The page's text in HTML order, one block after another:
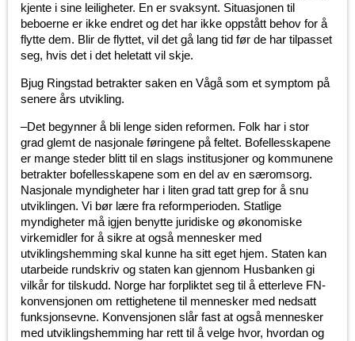
kjente i sine leiligheter. En er svaksynt. Situasjonen til
beboerne er ikke endret og det har ikke oppstått behov for å
flytte dem. Blir de flyttet, vil det gå lang tid før de har tilpasset
seg, hvis det i det heletatt vil skje.
Bjug Ringstad betrakter saken en Vågå som et symptom på
senere års utvikling.
–Det begynner å bli lenge siden reformen. Folk har i stor
grad glemt de nasjonale føringene på feltet. Bofellesskapene
er mange steder blitt til en slags institusjoner og kommunene
betrakter bofellesskapene som en del av en særomsorg.
Nasjonale myndigheter har i liten grad tatt grep for å snu
utviklingen. Vi bør lære fra reformperioden. Statlige
myndigheter må igjen benytte juridiske og økonomiske
virkemidler for å sikre at også mennesker med
utviklingshemming skal kunne ha sitt eget hjem. Staten kan
utarbeide rundskriv og staten kan gjennom Husbanken gi
vilkår for tilskudd. Norge har forpliktet seg til å etterleve FN-
konvensjonen om rettighetene til mennesker med nedsatt
funksjonsevne. Konvensjonen slår fast at også mennesker
med utviklingshemming har rett til å velge hvor, hvordan og